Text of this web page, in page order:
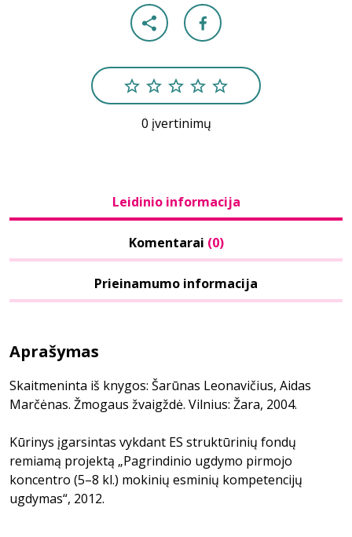
0 įvertinimų
Leidinio informacija
Komentarai (0)
Prieinamumo informacija
Aprašymas
Skaitmeninta iš knygos: Šarūnas Leonavičius, Aidas
Marčėnas. Žmogaus žvaigždė. Vilnius: Žara, 2004.
Kūrinys įgarsintas vykdant ES struktūrinių fondų
remiamą projektą „Pagrindinio ugdymo pirmojo
koncentro (5–8 kl.) mokinių esminių kompetencijų
ugdymas“, 2012.